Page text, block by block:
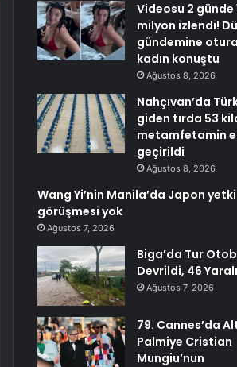
Videosu 2 günde
milyon izlendi!
gündemine
kadın konuştu
Ağustos 8, 2026
Nahçıvan’da
giden tırda 53
metamfetamin
geçirildi
Ağustos 8, 2026
Wang Yi’nin Manila’da Japon
görüşmesi yok
Ağustos 7, 2026
Biga’da Tur
Devrildi, 46 Yaralı
Ağustos 7, 2026
79. Cannes’da
Palmiye Cristian
Mungiu’nun